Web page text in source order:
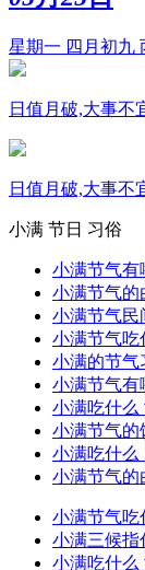
星期一 四月初九
日值月破,大事不
日值月破,大事不
小满 节日 习俗
小满节气有
小满节气的
小满节气民
小满节气吃
小满的节气
小满节气有
小满吃什么
小满节气的
小满吃什么
小满节气的
小满节气吃
小满三候指
小满吃什么